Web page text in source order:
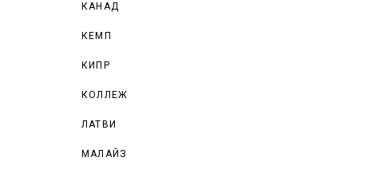
КАНАД
КЕМП
КИПР
КОЛЛЕЖ
ЛАТВИ
МАЛАЙЗ